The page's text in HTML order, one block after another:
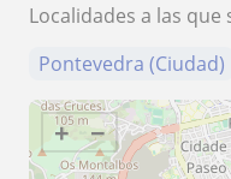
Localidades a las que
Pontevedra (Ciudad)
+ −